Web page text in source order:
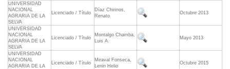
UNIVERSIDAD
NACIONAL
AGRARIA DE LA
SELVA
Licenciado / Título
Díaz Chirinos,
Renato
Octubre 2013
UNIVERSIDAD
NACIONAL
AGRARIA DE LA
SELVA
Licenciado / Título
Montalgo Chamba,
Luis A.
Mayo 2013
UNIVERSIDAD
NACIONAL
AGRARIA DE LA
Licenciado / Título
Miraval Fonseca,
Lenin Helio
Octubre 2015